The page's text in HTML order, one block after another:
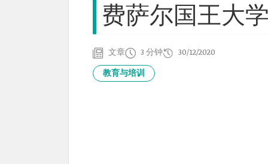
费萨尔国王大
文章 3 分钟 30/12/2020
教育与培训